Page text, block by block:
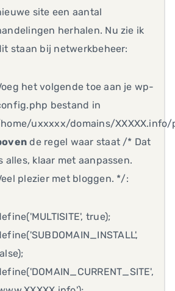
site een aantal
herhalen. Nu zie ik
staan bij netwerkbeheer:
het volgende toe aan je wp-
bestand in
uxxxxx/domains/
de regel waar staat /* Dat
alles, klaar met aanpassen.
plezier met bloggen. */:
true);